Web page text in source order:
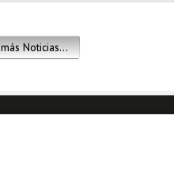
Noticias...